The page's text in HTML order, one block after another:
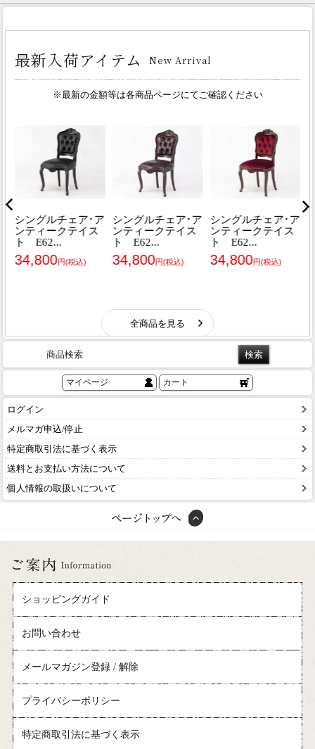
商品検索
マイページ カート
ログイン
メルマガ申込/停止
特定商取引法に基づく表示
送料とお支払い方法について
個人情報の取扱いについて
ショッピングガイド
お問い合わせ
メールマガジン登録 / 解除
プライバシーポリシー
特定商取引法に基づく表示